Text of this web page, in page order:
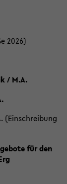
2026)
/ M.A.
(Einschreibung
für den